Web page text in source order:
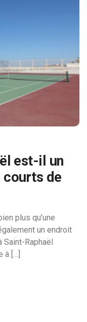
est-il un
courts de
plus qu’une
un endroit
Saint-Raphaël
à […]